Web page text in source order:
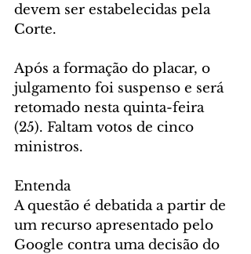
devem ser estabelecidas pela
Corte.
Após a formação do placar, o
julgamento foi suspenso e será
retomado nesta quinta-feira
(25). Faltam votos de cinco
ministros.
Entenda
A questão é debatida a partir de
um recurso apresentado pelo
Google contra uma decisão do